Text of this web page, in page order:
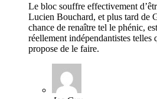
Le bloc souffre effectivement
Lucien Bouchard, et plus tard de
chance de renaître tel le phénic,
réellement indépendantistes
propose de le faire.